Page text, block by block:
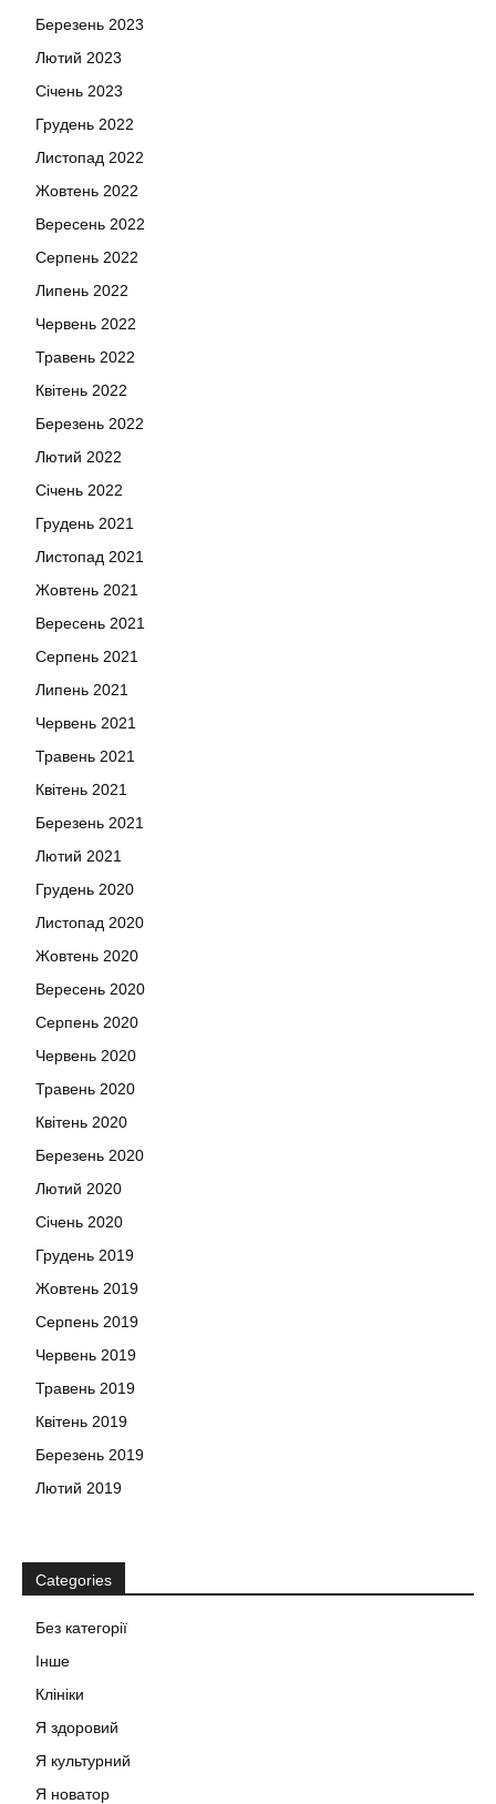
Березень 2023
Лютий 2023
Січень 2023
Грудень 2022
Листопад 2022
Жовтень 2022
Вересень 2022
Серпень 2022
Липень 2022
Червень 2022
Травень 2022
Квітень 2022
Березень 2022
Лютий 2022
Січень 2022
Грудень 2021
Листопад 2021
Жовтень 2021
Вересень 2021
Серпень 2021
Липень 2021
Червень 2021
Травень 2021
Квітень 2021
Березень 2021
Лютий 2021
Грудень 2020
Листопад 2020
Жовтень 2020
Вересень 2020
Серпень 2020
Червень 2020
Травень 2020
Квітень 2020
Березень 2020
Лютий 2020
Січень 2020
Грудень 2019
Жовтень 2019
Серпень 2019
Червень 2019
Травень 2019
Квітень 2019
Березень 2019
Лютий 2019
Categories
Без категорії
Інше
Клініки
Я здоровий
Я культурний
Я новатор